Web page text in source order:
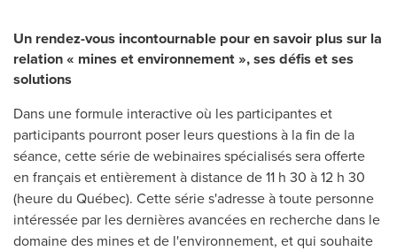
Un rendez-vous incontournable pour en savoir plus sur la
relation « mines et environnement », ses défis et ses
solutions
Dans une formule interactive où les participantes et
participants pourront poser leurs questions à la fin de la
séance, cette série de webinaires spécialisés sera offerte
en français et entièrement à distance de 11 h 30 à 12 h 30
(heure du Québec). Cette série s'adresse à toute personne
intéressée par les dernières avancées en recherche dans le
domaine des mines et de l'environnement, et qui souhaite